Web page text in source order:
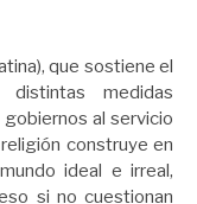
que sostiene el
medidas
al servicio
construye en
ideal e irreal,
si no cuestionan